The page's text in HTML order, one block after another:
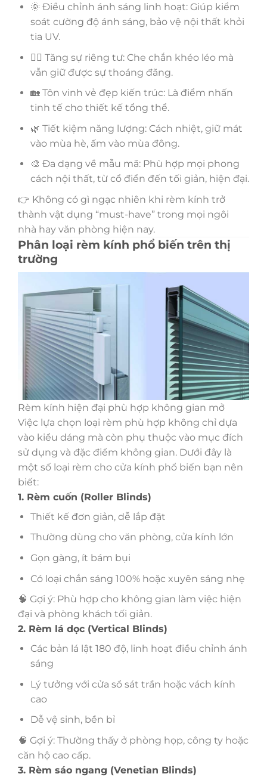
🌞 Điều chỉnh ánh sáng linh hoạt: Giúp kiểm
soát cường độ ánh sáng, bảo vệ nội thất khỏi
tia UV.
🧘‍♀️ Tăng sự riêng tư: Che chắn khéo léo mà
vẫn giữ được sự thoáng đãng.
🏡 Tôn vinh vẻ đẹp kiến trúc: Là điểm nhấn
tinh tế cho thiết kế tổng thể.
🌿 Tiết kiệm năng lượng: Cách nhiệt, giữ mát
vào mùa hè, ấm vào mùa đông.
🎨 Đa dạng về mẫu mã: Phù hợp mọi phong
cách nội thất, từ cổ điển đến tối giản, hiện đại.
👉 Không có gì ngạc nhiên khi rèm kính trở
thành vật dụng “must-have” trong mọi ngôi
nhà hay văn phòng hiện nay.
Phân loại rèm kính phổ biến trên thị
trường
Rèm kính hiện đại phù hợp không gian mở
Việc lựa chọn loại rèm phù hợp không chỉ dựa
vào kiểu dáng mà còn phụ thuộc vào mục đích
sử dụng và đặc điểm không gian. Dưới đây là
một số loại rèm cho cửa kính phổ biến bạn nên
biết:
1. Rèm cuốn (Roller Blinds)
Thiết kế đơn giản, dễ lắp đặt
Thường dùng cho văn phòng, cửa kính lớn
Gọn gàng, ít bám bụi
Có loại chắn sáng 100% hoặc xuyên sáng nhẹ
🧠 Gợi ý: Phù hợp cho không gian làm việc hiện
đại và phòng khách tối giản.
2. Rèm lá dọc (Vertical Blinds)
Các bản lá lật 180 độ, linh hoạt điều chỉnh ánh
sáng
Lý tưởng với cửa sổ sát trần hoặc vách kính
cao
Dễ vệ sinh, bền bỉ
🧠 Gợi ý: Thường thấy ở phòng họp, công ty hoặc
căn hộ cao cấp.
3. Rèm sáo ngang (Venetian Blinds)